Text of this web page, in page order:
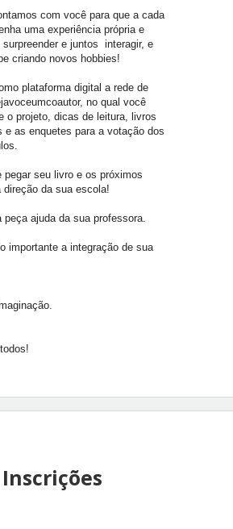
com você para que a cada
uma experiência própria e
e juntos interagir, e
criando novos hobbies!
plataforma digital a rede de
no qual você
o projeto, dicas de leitura, livros
e as enquetes para a votação dos
pegar seu livro e os próximos
da sua escola!
peça ajuda da sua professora.
importante a integração de sua
Inscrições